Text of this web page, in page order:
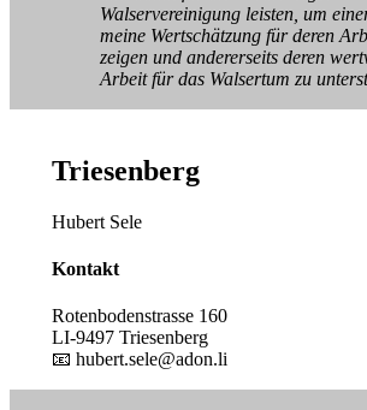
Walservereinigung leisten, um
meine Wertschätzung für deren
zeigen und andererseits deren
Arbeit für das Walsertum zu
Triesenberg
Hubert Sele
Kontakt
Rotenbodenstrasse 160
LI-9497 Triesenberg
📧 hubert.sele@adon.li